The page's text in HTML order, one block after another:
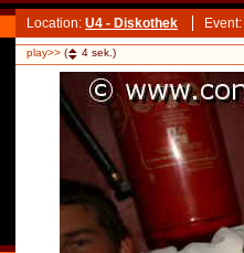
Location: U4 - Diskothek Event:
play>> ( 4 sek.)